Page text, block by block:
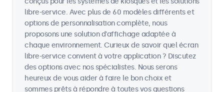
libre-service. Avec plus de 60 modèles différents et
options de personnalisation complète, nous
proposons une solution d'affichage adaptée à
chaque environnement. Curieux de savoir quel écran
libre-service convient à votre application ? Discutez
des options avec nos spécialistes. Nous serons
heureux de vous aider à faire le bon choix et
sommes prêts à répondre à toutes vos questions